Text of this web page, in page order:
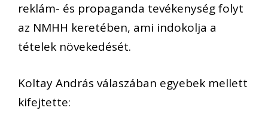
reklám- és propaganda tevékenység folyt
az NMHH keretében, ami indokolja a
tételek növekedését.
Koltay András válaszában egyebek mellett
kifejtette: